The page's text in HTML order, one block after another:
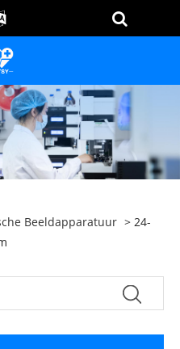
Beeldapparatuur > 24-